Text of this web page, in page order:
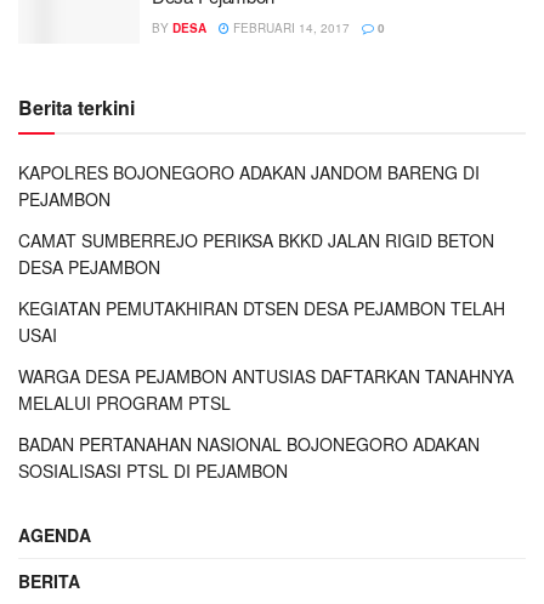
BY DESA FEBRUARI 14, 2017 0
Berita terkini
KAPOLRES BOJONEGORO ADAKAN JANDOM BARENG DI
PEJAMBON
CAMAT SUMBERREJO PERIKSA BKKD JALAN RIGID BETON
DESA PEJAMBON
KEGIATAN PEMUTAKHIRAN DTSEN DESA PEJAMBON TELAH
USAI
WARGA DESA PEJAMBON ANTUSIAS DAFTARKAN TANAHNYA
MELALUI PROGRAM PTSL
BADAN PERTANAHAN NASIONAL BOJONEGORO ADAKAN
SOSIALISASI PTSL DI PEJAMBON
AGENDA
BERITA